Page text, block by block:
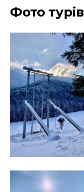
Фото турів